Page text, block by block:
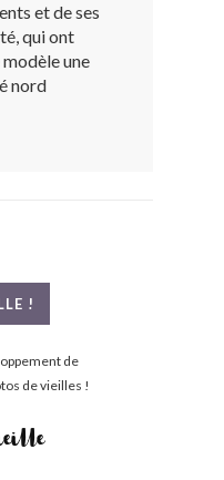
?
MARQUES
et de ses
qui ont
une
nord
!
de
de vieilles !